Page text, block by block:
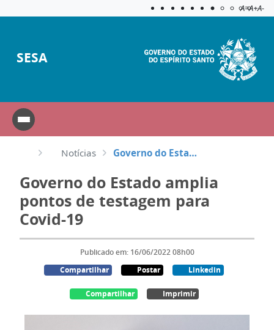
Aplicar
A=A+A-
SESA
Notícias Governo do Estado amplia pontos de testagem para Covid-19
Governo do Estado amplia
pontos de testagem para
Covid-19
Publicado em: 16/06/2022 08h00
Compartilhar
Postar Linkedin
Compartilhar Imprimir